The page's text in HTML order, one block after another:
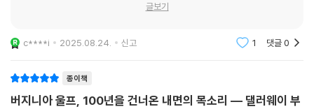
글보기
c****i 2025.08.24. 신고 1 댓글0
종이책
버지니아 울프, 100년을 건너온 내면의 목소리 ― 댈러웨이 부